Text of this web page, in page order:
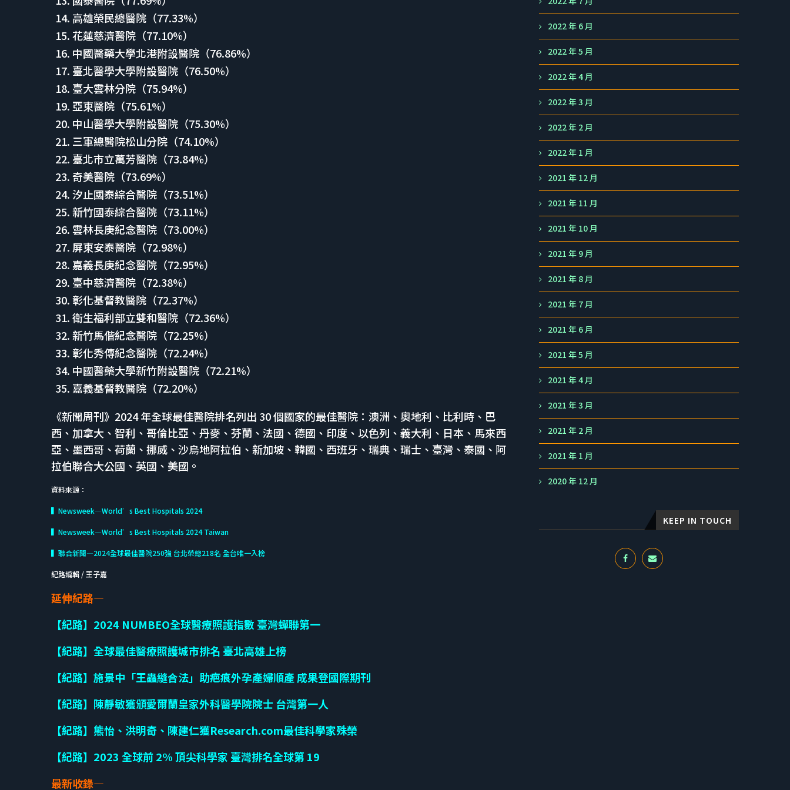
高雄榮民總醫院（77.33%）
花蓮慈濟醫院（77.10%）
中國醫藥大學北港附設醫院（76.86%）
臺北醫學大學附設醫院（76.50%）
臺大雲林分院（75.94%）
亞東醫院（75.61%）
中山醫學大學附設醫院（75.30%）
三軍總醫院松山分院（74.10%）
臺北市立萬芳醫院（73.84%）
奇美醫院（73.69%）
汐止國泰綜合醫院（73.51%）
新竹國泰綜合醫院（73.11%）
雲林長庚紀念醫院（73.00%）
屏東安泰醫院（72.98%）
嘉義長庚紀念醫院（72.95%）
臺中慈濟醫院（72.38%）
彰化基督教醫院（72.37%）
衛生福利部立雙和醫院（72.36%）
新竹馬偕紀念醫院（72.25%）
彰化秀傳紀念醫院（72.24%）
中國醫藥大學新竹附設醫院（72.21%）
嘉義基督教醫院（72.20%）
《新聞周刊》2024 年全球最佳醫院排名列出 30 個國家的最佳醫院：澳洲、奧地利、比利時、巴
西、加拿大、智利、哥倫比亞、丹麥、芬蘭、法國、德國、印度、以色列、義大利、日本、馬來西
亞、墨西哥、荷蘭、挪威、沙烏地阿拉伯、新加坡、韓國、西班牙、瑞典、瑞士、臺灣、泰國、阿
拉伯聯合大公國、英國、美國。
資料來源：
▍Newsweek—World’s Best Hospitals 2024
▍Newsweek—World’s Best Hospitals 2024 Taiwan
▍聯合新聞—2024全球最佳醫院250強 台北榮總218名 全台唯一入榜
紀路編輯 / 王子嘉
延伸紀路—
【紀路】2024 NUMBEO全球醫療照護指數 臺灣蟬聯第一
【紀路】全球最佳醫療照護城市排名 臺北高雄上榜
【紀路】施景中「王蟲縫合法」助疤痕外孕產婦順產 成果登國際期刊
【紀路】陳靜敏獲頒愛爾蘭皇家外科醫學院院士 台灣第一人
【紀路】熊怡、洪明奇、陳建仁獲Research.com最佳科學家殊榮
【紀路】2023 全球前 2% 頂尖科學家 臺灣排名全球第 19
最新收錄—
2022 年 6 月
2022 年 5 月
2022 年 4 月
2022 年 3 月
2022 年 2 月
2022 年 1 月
2021 年 12 月
2021 年 11 月
2021 年 10 月
2021 年 9 月
2021 年 8 月
2021 年 7 月
2021 年 6 月
2021 年 5 月
2021 年 4 月
2021 年 3 月
2021 年 2 月
2021 年 1 月
2020 年 12 月
KEEP IN TOUCH